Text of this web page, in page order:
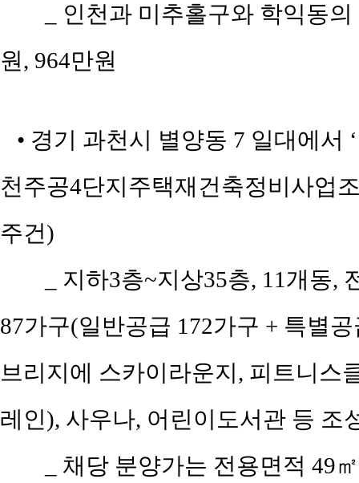
_ 인천과 미추홀구와 학익동
원, 964만원
• 경기 과천시 별양동 7 일대에서
천주공4단지주택재건축정비사업
주건)
_ 지하3층~지상35층, 11개동,
87가구(일반공급 172가구 + 특별
브리지에 스카이라운지, 피트니스
레인), 사우나, 어린이도서관 등 조
_ 채당 분양가는 전용면적 49